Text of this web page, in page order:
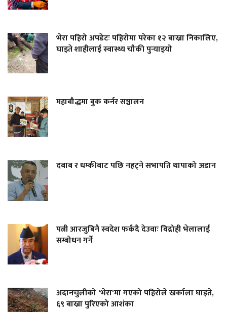
भेरा पहिरो अपडेटः पहिरोमा परेका १२ बाख्रा निकालिए,
घाइते शाहीलाई स्वास्थ्य चौकी पुर्‍याइयो
महाबौद्धमा बुक कर्नर सञ्चालन
दबाब र धम्कीबाट पछि नहट्ने सभापति थापाको अडान
पत्नी आरजुबिनै स्वदेश फर्कंदै देउवाः विद्रोही भेलालाई
सम्बोधन गर्ने
अदानचुलीको 'भेरा'मा गएको पहिरोले खर्काला घाइते,
६९ बाख्रा पुरिएको आशंका